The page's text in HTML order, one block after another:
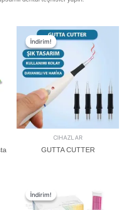
İndirim!
İndirim!
CIHAZLAR
GUTTA CUTTER
İndirim!
İndirim!